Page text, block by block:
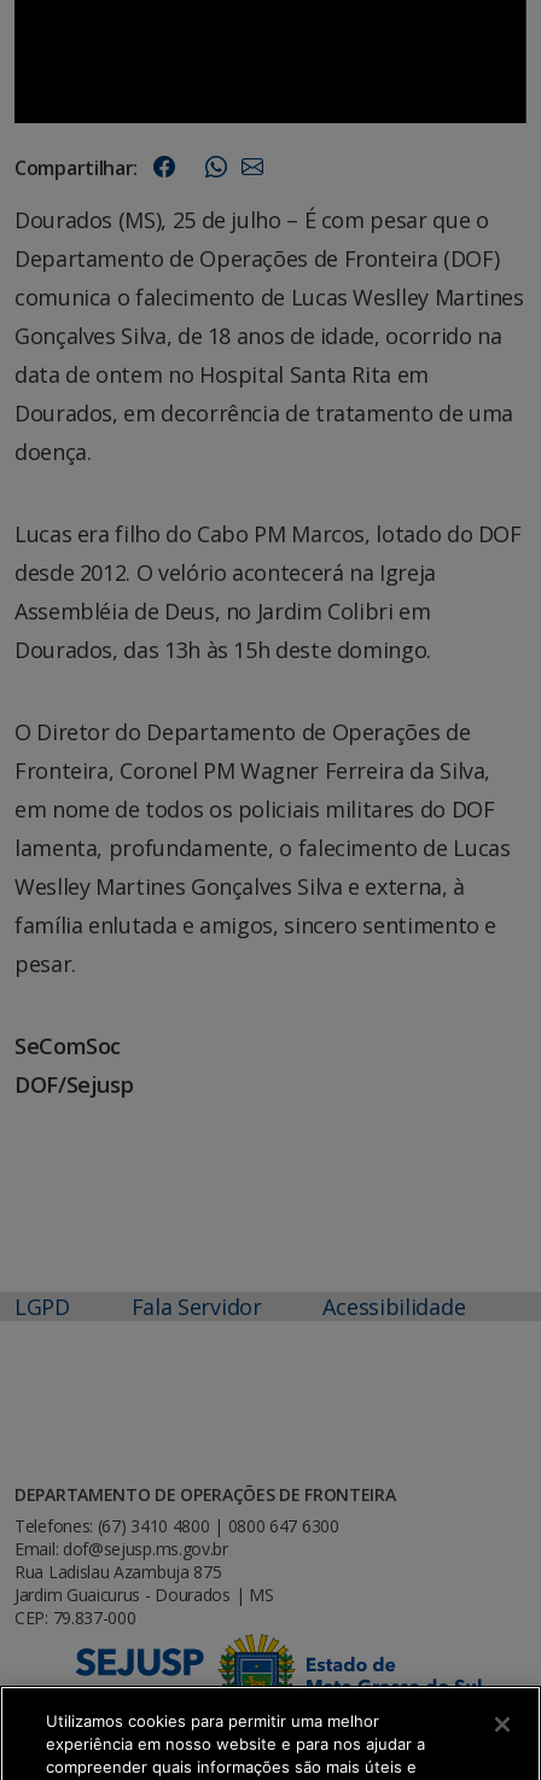
Compartilhar:
Dourados (MS), 25 de julho – É com pesar que o
Departamento de Operações de Fronteira (DOF)
comunica o falecimento de Lucas Weslley Martines
Gonçalves Silva, de 18 anos de idade, ocorrido na
data de ontem no Hospital Santa Rita em
Dourados, em decorrência de tratamento de uma
doença.
Lucas era filho do Cabo PM Marcos, lotado do DOF
desde 2012. O velório acontecerá na Igreja
Assembléia de Deus, no Jardim Colibri em
Dourados, das 13h às 15h deste domingo.
O Diretor do Departamento de Operações de
Fronteira, Coronel PM Wagner Ferreira da Silva,
em nome de todos os policiais militares do DOF
lamenta, profundamente, o falecimento de Lucas
Weslley Martines Gonçalves Silva e externa, à
família enlutada e amigos, sincero sentimento e
pesar.
SeComSoc
DOF/Sejusp
LGPD Fala Servidor Acessibilidade
DEPARTAMENTO DE OPERAÇÕES DE FRONTEIRA
Telefones: (67) 3410 4800 | 0800 647 6300
Email: dof@sejusp.ms.gov.br
Rua Ladislau Azambuja 875
Jardim Guaicurus - Dourados | MS
CEP: 79.837-000
Utilizamos cookies para permitir uma melhor
experiência em nosso website e para nos ajudar a
compreender quais informações são mais úteis e